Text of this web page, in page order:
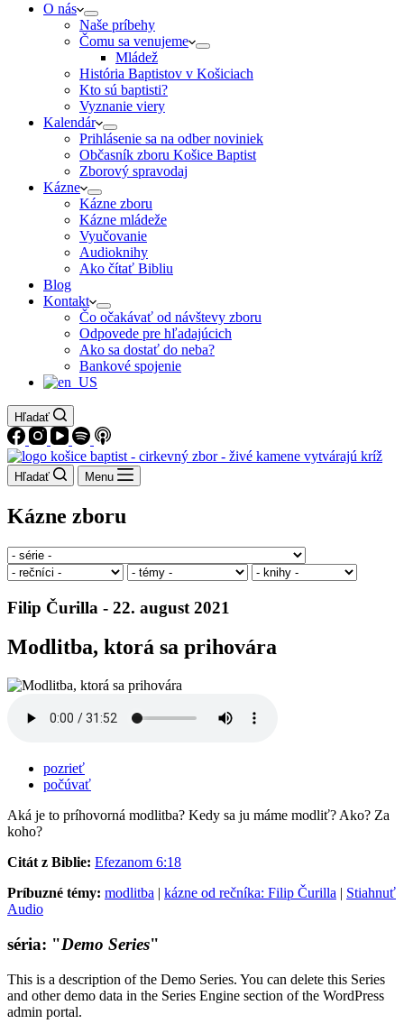
O nás
Naše príbehy
Čomu sa venujeme
Mládež
História Baptistov v Košiciach
Kto sú baptisti?
Vyznanie viery
Kalendár
Prihlásenie sa na odber noviniek
Občasník zboru Košice Baptist
Zborový spravodaj
Kázne
Kázne zboru
Kázne mládeže
Vyučovanie
Audioknihy
Ako čítať Bibliu
Blog
Kontakt
Čo očakávať od návštevy zboru
Odpovede pre hľadajúcich
Ako sa dostať do neba?
Bankové spojenie
Hľadať
Hľadať Menu
Kázne zboru
Filip Čurilla - 22. august 2021
Modlitba, ktorá sa prihovára
pozrieť
počúvať
Aká je to príhovorná modlitba? Kedy sa ju máme modliť? Ako? Za
koho?
Citát z Biblie: Efezanom 6:18
Príbuzné témy: modlitba | kázne od rečníka: Filip Čurilla | Stiahnuť
Audio
séria: "Demo Series"
This is a description of the Demo Series. You can delete this Series
and other demo data in the Series Engine section of the WordPress
admin portal.